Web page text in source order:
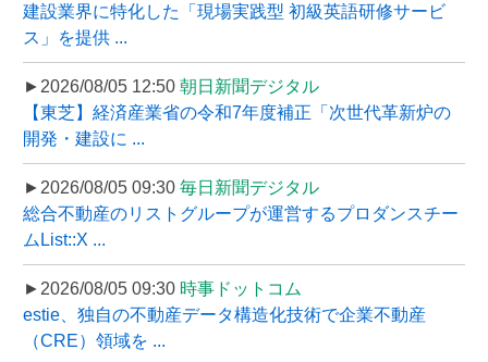
建設業界に特化した「現場実践型 初級英語研修サービ
ス」を提供 ...
►2026/08/05 12:50 朝日新聞デジタル
【東芝】経済産業省の令和7年度補正「次世代革新炉の
開発・建設に ...
►2026/08/05 09:30 毎日新聞デジタル
総合不動産のリストグループが運営するプロダンスチー
ムList::X ...
►2026/08/05 09:30 時事ドットコム
estie、独自の不動産データ構造化技術で企業不動産
（CRE）領域を ...